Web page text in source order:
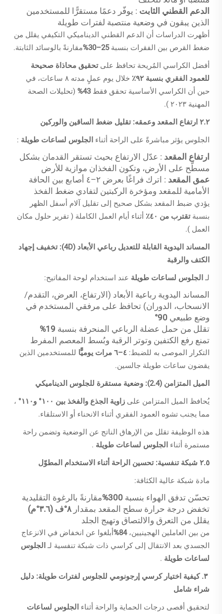
الدعم القطني الثابت : يوفّر دعمًا مستقرًّا للمستخدمين
الذين يبقون في وضعية منتصبة لفترات طويلة
أظهرت الدراسات أن الدعم القطني الديناميكي التكيفي يقلل من
ضغط القرص بين الفقرات بنسبة25–30%
مقارنةً بالوسائد الثابتة.
أفضل الكراسي المُريحة تحافظ علىتحقيق محاذاة صحيحة
للعمود الفقري بنسبة ٩٢٪
خلال يوم عملٍ مدته ٨ ساعات، في
حين أن الكراسي الأساسية تحقق فقط 43%
(تحليلات الصحة
المهنية ٢٠٢٣
).
٢.٢ ارتفاع المقعد وعمقه: تقليل ضغط الساقين والوركين
الجلوس يؤثر مباشرةً على الراحة أثناء الجلوس لساعات طويلة :
ارتفاع المقعد : عدّل الارتفاع بحيث تستقر القدمان بشكل
مسطّح على الأرض، وتكون الفخذان موازية للأرض
عمق المقعد
: اترك فراغًا بعرض ٢–٤ أصابع بين الحافة
الأمامية للمقعد ومؤخرة الركبتين لتفادي ضغط الفخذ
يؤدي ضبط المقعد بشكل صحيح إلى تقليل آلام أسفل الظهر
بنسبةتقترب من ٤٠٪ أثناء أيام العمل الكاملة ( تقرير حلول مكان
العمل ).
المساند اليدوية القابلة للتعديل رباعي الأبعاد (4D): تخفيف إجهاد
الكتف والرقبة
لـ الجلوس لساعات طويلة عند استخدام لوحة المفاتيح:
المساند اليدوية رباعية الأبعاد (الارتفاع، العرض، التقدم/
الانسحاب، الدوران) تحافظ على مرفقي المستخدم في
وضع طبيعي 90°
تقلل من حمل عضلة الرباعي المنحرفة بنسبة 19%
تمنع رفع الكتفين وتوتر الرقبة وبُسط المعصم المفرط
التكرار الموصى به للضبط: ٤–٦ مرات يوميًّا
للمستخدمين الذين
يقضون ساعات طويلة جالسين.
الميل المتزامن (2.4): وضعية مستقرة للجلوس الديناميكي
يُحافظ الميل المتزامن على زاوية الجذع والفخذ بين ١٠٠° و١١٠°
،
مما يجنب تشوه العمود الفقري أثناء الانحناء أو الاستلقاء.
هذه الوظيفة تقلل من الإرهاق الناتج عن الوضعية وتضمن راحة
مستمرة أثناء الجلوس لساعات طويلة .
٢.٥ شبكة تنفسية: تحسين الراحة أثناء الاستخدام المطوّل
مادة شبكة عالية الكثافة:
تحسّن تدفق الهواء بنسبة 300%
مقارنةً بالرغوة التقليدية
تخفض درجة حرارة سطح المقعد بمقدار ٨°ف (٣.٦°م)
يقلل من التعرق والالتصاق وتهيج الجلد
من بين العاملين الهجينيين،84%
أبلغوا عن انخفاض في الانزعاج
الجسدي بعد الانتقال إلى كراسي ذات شبكة تنفسية لـ الجلوس
لساعات طويلة .
٣. كيفية اختيار كرسي إرجونومي للجلوس لفترات طويلة: دليل
شراء شامل
لتحقيق أقصى درجات الحماية والراحة أثناء الجلوس لساعات